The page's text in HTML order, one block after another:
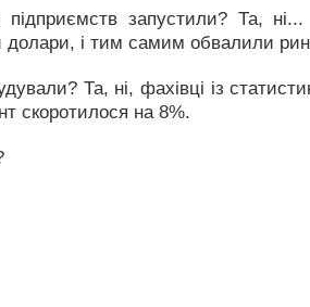
підприємств запустили? Та,
долари, і тим самим обвалили
Та, ні, фахівці із
скоротилося на 8%.